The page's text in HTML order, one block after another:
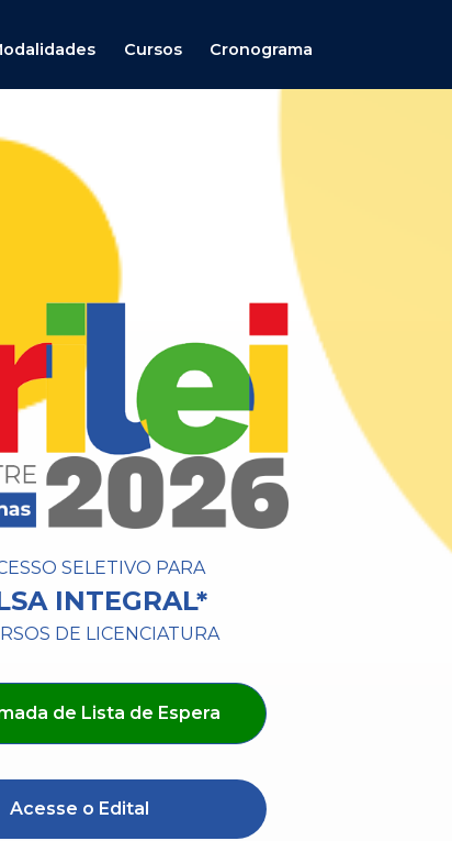
Cursos Cronograma
SELETIVO PARA
INTEGRAL*
DE LICENCIATURA
de Lista de Espera
Acesse o Edital